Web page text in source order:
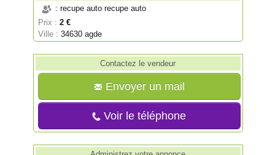
: recupe auto recupe auto
Prix : 2 €
Ville :34630 agde
Contactez le vendeur
Envoyer un mail
Voir le téléphone